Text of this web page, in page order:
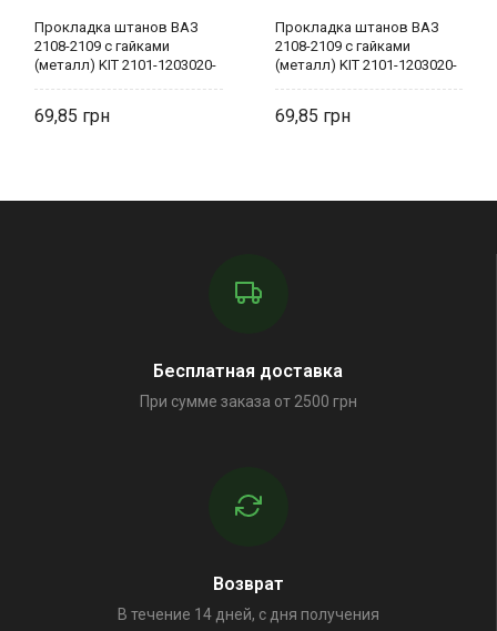
Прокладка штанов ВАЗ
2108-2109 с гайками
(металл) KIT 2101-1203020-
69,85
Прокладка штанов ВАЗ
2108-2109 с гайками
(металл) KIT 2101-1203020-
69,85
Бесплатная доставка
При сумме заказа от 2500 грн
Возврат
В течение 14 дней, с дня получения